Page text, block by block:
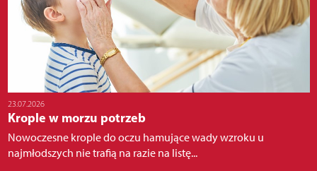
23.07.2026
Krople w morzu potrzeb
Nowoczesne krople do oczu hamujące wady wzroku u
najmłodszych nie trafią na razie na listę...